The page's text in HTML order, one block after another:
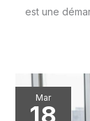
est une
Mar
18